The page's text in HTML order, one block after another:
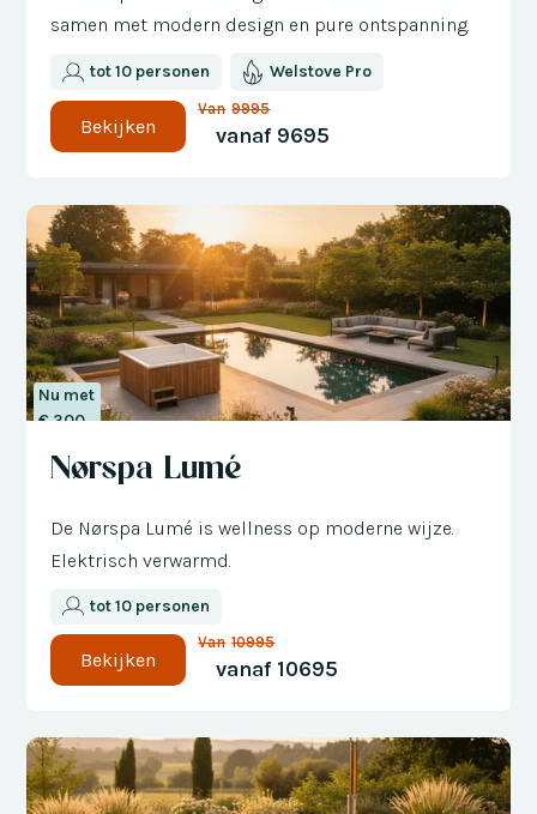
samen met modern design en pure ontspanning.
tot 10 personen Welstove Pro
Bekijken
Van 9995
vanaf 9695
Nu met
€ 300
Nørspa Lumé
De Nørspa Lumé is wellness op moderne wijze.
Elektrisch verwarmd.
tot 10 personen
Bekijken
Van 10995
vanaf 10695